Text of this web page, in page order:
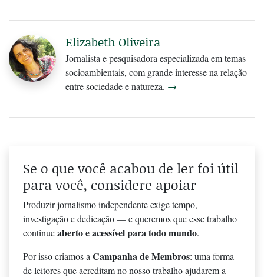
Elizabeth Oliveira
Jornalista e pesquisadora especializada em temas
socioambientais, com grande interesse na relação
entre sociedade e natureza. →
Se o que você acabou de ler foi útil
para você, considere apoiar
Produzir jornalismo independente exige tempo,
investigação e dedicação — e queremos que esse trabalho
continueaberto e acessível para todo mundo.
Por isso criamos a Campanha de Membros: uma forma
de leitores que acreditam no nosso trabalho ajudarem a